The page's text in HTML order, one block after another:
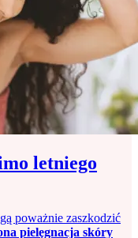
letniego
poważnie zaszkodzić
pielęgnacja skóry